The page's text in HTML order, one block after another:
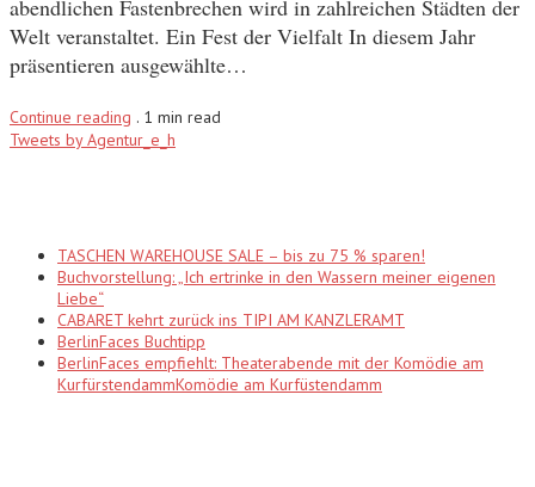
abendlichen Fastenbrechen wird in zahlreichen Städten der
Welt veranstaltet. Ein Fest der Vielfalt In diesem Jahr
präsentieren ausgewählte…
Continue reading . 1 min read
Tweets by Agentur_e_h
TASCHEN WAREHOUSE SALE – bis zu 75 % sparen!
Buchvorstellung: „Ich ertrinke in den Wassern meiner eigenen
Liebe“
CABARET kehrt zurück ins TIPI AM KANZLERAMT
BerlinFaces Buchtipp
BerlinFaces empfiehlt: Theaterabende mit der Komödie am
KurfürstendammKomödie am Kurfüstendamm